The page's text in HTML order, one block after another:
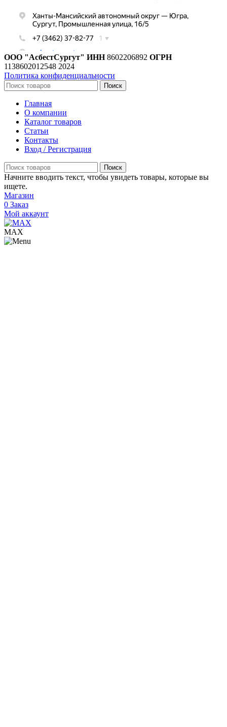
ООО "АсбестСургут" ИНН8602206892 ОГРН
1138602012548 2024
Политика конфиденциальности
Поиск
Главная
О компании
Каталог товаров
Статьи
Контакты
Вход / Регистрация
Поиск
Начните вводить текст, чтобы увидеть товары, которые вы
ищете.
Магазин
0 Заказ
Мой аккаунт
МАХ